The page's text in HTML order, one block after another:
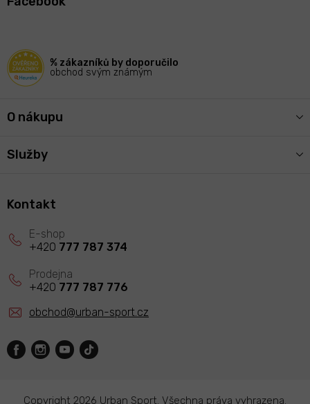
% zákazníků by doporučilo
obchod svým známým
O nákupu
Služby
Kontakt
obchod@urban-sport.cz
+420 777 787 374
+420 777 787 776
Copyright 2026 Urban Sport. Všechna práva vyhrazena.